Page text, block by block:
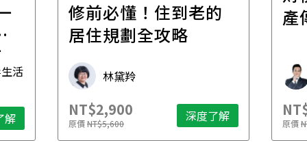
活
解
修前必懂！住到老的
居住規劃全攻略
林黛羚
NT$2,900
原價NT$5,600 深度了解
產
原價